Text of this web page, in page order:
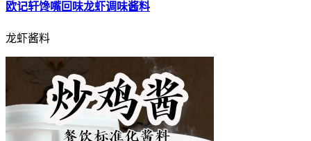
欧记轩馋嘴回味龙虾调味酱料
龙虾酱料